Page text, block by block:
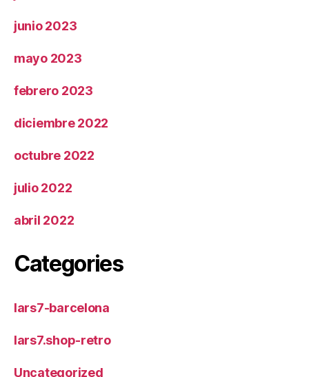
junio 2023
mayo 2023
febrero 2023
diciembre 2022
octubre 2022
julio 2022
abril 2022
Categories
lars7-barcelona
lars7.shop-retro
Uncategorized